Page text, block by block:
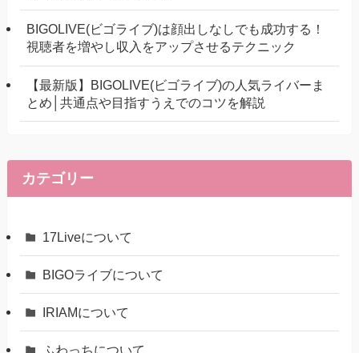
BIGOLIVE(ビゴライブ)は顔出しなしでも成功する！
視聴者を増やし収入をアップさせるテクニック
【最新版】BIGOLIVE(ビゴライブ)の人気ライバーま
とめ│共通点や目指すうえでのコツを解説
カテゴリー
17Liveについて
BIGOライブについて
IRIAMについて
ふわっちについて